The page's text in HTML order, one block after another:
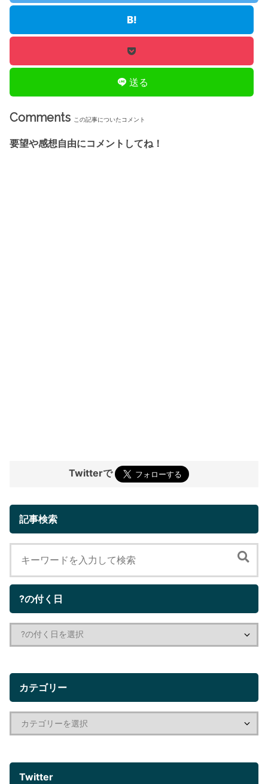
送る
Comments この記事についたコメント
要望や感想自由にコメントしてね！
Twitterで
記事検索
?の付く日
カテゴリー
Twitter